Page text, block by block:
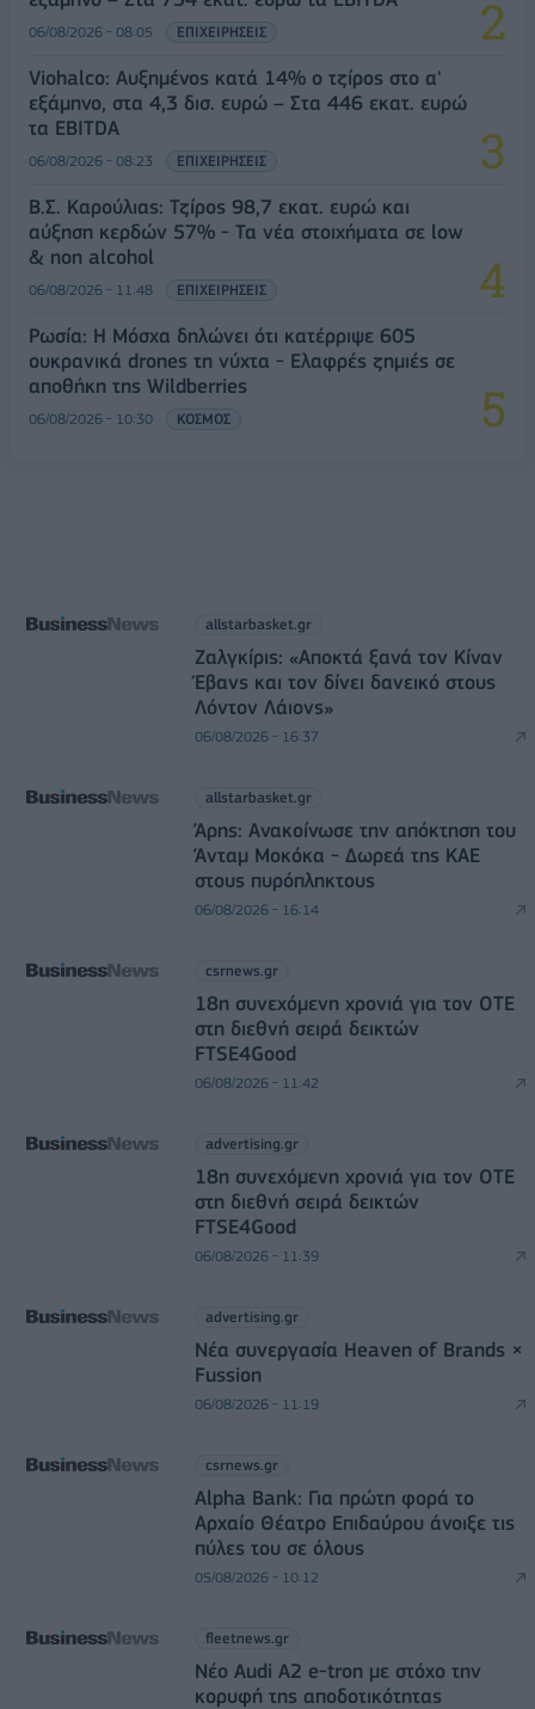
06/08/2026 - 08:05 ΕΠΙΧΕΙΡΗΣΕΙΣ
Viohalco: Αυξημένος κατά 14% ο τζίρος στο α'
εξάμηνο, στα 4,3 δισ. ευρώ – Στα 446 εκατ. ευρώ
τα EBITDA
06/08/2026 - 08:23 ΕΠΙΧΕΙΡΗΣΕΙΣ
Β.Σ. Καρούλιας: Τζίρος 98,7 εκατ. ευρώ και
αύξηση κερδών 57% - Τα νέα στοιχήματα σε low
& non alcohol
06/08/2026 - 11:48 ΕΠΙΧΕΙΡΗΣΕΙΣ
Ρωσία: Η Μόσχα δηλώνει ότι κατέρριψε 605
ουκρανικά drones τη νύχτα - Ελαφρές ζημιές σε
αποθήκη της Wildberries
06/08/2026 - 10:30 ΚΟΣΜΟΣ
allstarbasket.gr
Ζαλγκίρις: «Αποκτά ξανά τον Κίναν
Έβανς και τον δίνει δανεικό στους
Λόντον Λάιονς»
06/08/2026 - 16:37
allstarbasket.gr
Άρης: Ανακοίνωσε την απόκτηση του
Άνταμ Μοκόκα - Δωρεά της ΚΑΕ
στους πυρόπληκτους
06/08/2026 - 16:14
csrnews.gr
18η συνεχόμενη χρονιά για τον ΟΤΕ
στη διεθνή σειρά δεικτών
FTSE4Good
06/08/2026 - 11:42
advertising.gr
18η συνεχόμενη χρονιά για τον ΟΤΕ
στη διεθνή σειρά δεικτών
FTSE4Good
06/08/2026 - 11:39
advertising.gr
Νέα συνεργασία Heaven of Brands ×
Fussion
06/08/2026 - 11:19
csrnews.gr
Alpha Bank: Για πρώτη φορά το
Αρχαίο Θέατρο Επιδαύρου άνοιξε τις
πύλες του σε όλους
05/08/2026 - 10:12
fleetnews.gr
Νέο Audi A2 e-tron με στόχο την
κορυφή της αποδοτικότητας